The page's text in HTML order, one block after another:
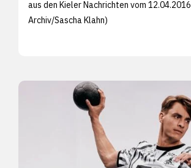
aus den Kieler Nachrichten vom
Archiv/Sascha Klahn)